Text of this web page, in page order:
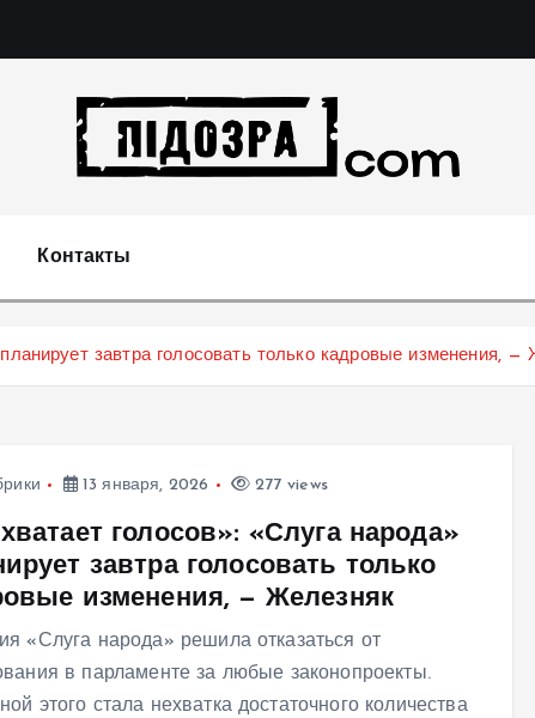
Контакты
завтра голосовать только кадровые изменения, —
13 января, 2026 277 views
голосов»: «Слуга народа»
завтра голосовать только
изменения, — Железняк
«Слуга народа» решила отказаться от
в парламенте за любые законопроекты.
этого стала нехватка достаточного количества